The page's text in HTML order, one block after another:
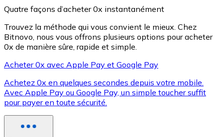
XRP
XRP
Quatre façons d’acheter 0x instantanément
Trouvez la méthode qui vous convient le mieux. Chez
Bitnovo, nous vous offrons plusieurs options pour acheter
0x de manière sûre, rapide et simple.
Acheter 0x avec Apple Pay et Google Pay
Achetez 0x en quelques secondes depuis votre mobile.
Avec Apple Pay ou Google Pay, un simple toucher suffit
pour payer en toute sécurité.